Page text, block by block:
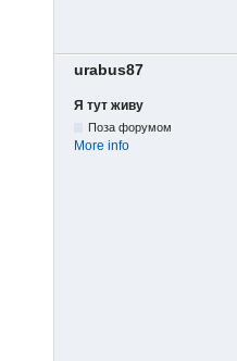
urabus87
Я тут живу
Поза форумом
More info